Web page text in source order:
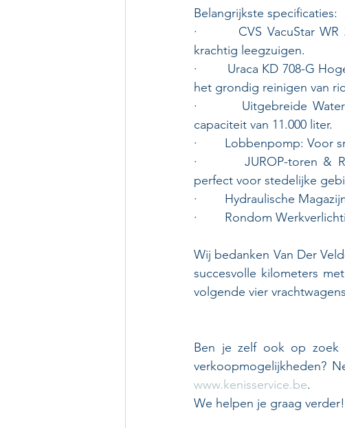
Belangrijkste specificaties:
·        CVS VacuStar
krachtig leegzuigen.
·        Uraca KD 708-G
het grondig reinigen van
·        Uitgebreide
capaciteit van 11.000 liter.
·        Lobbenpomp:
·        JUROP-toren
perfect voor stedelijke
·        Hydraulische
·        Rondom
Wij bedanken Van Der
succesvolle kilometers
volgende vier
Ben je zelf ook op zoek
verkoopmogelijkheden?
www.kenisservice.be.
We helpen je graag verder!